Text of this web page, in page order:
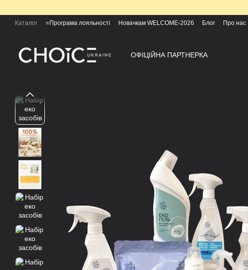
Каталог ⭐Програма лояльності Новачкам WELCOME-2026 Блог Про нас
ОФІЦІЙНА ПАРТНЕРКА